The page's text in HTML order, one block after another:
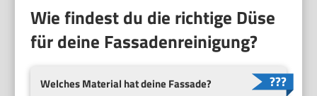
Wie findest du die richtige Düse
für deine Fassadenreinigung?
Welches Material hat deine Fassade?